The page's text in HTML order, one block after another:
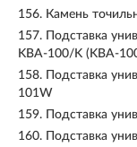
156. Камень
157.
Подставка
KBA-100/K (KBA-
158.
Подставка
101W
159.
Подставка
160.
Подставка